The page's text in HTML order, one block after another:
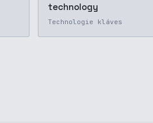
technology
Technologie kláves